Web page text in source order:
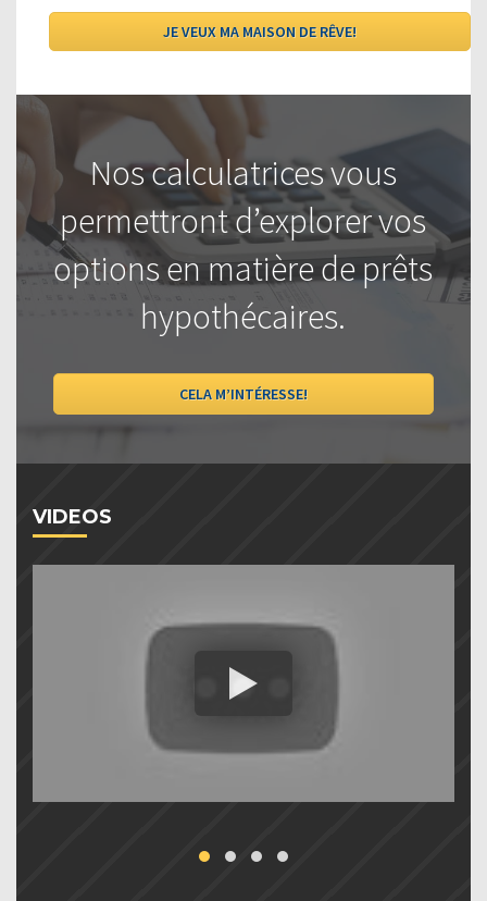
Nos calculatrices vous
permettront d’explorer vos
options en matière de prêts
hypothécaires.
CELA M’INTÉRESSE!
VIDEOS